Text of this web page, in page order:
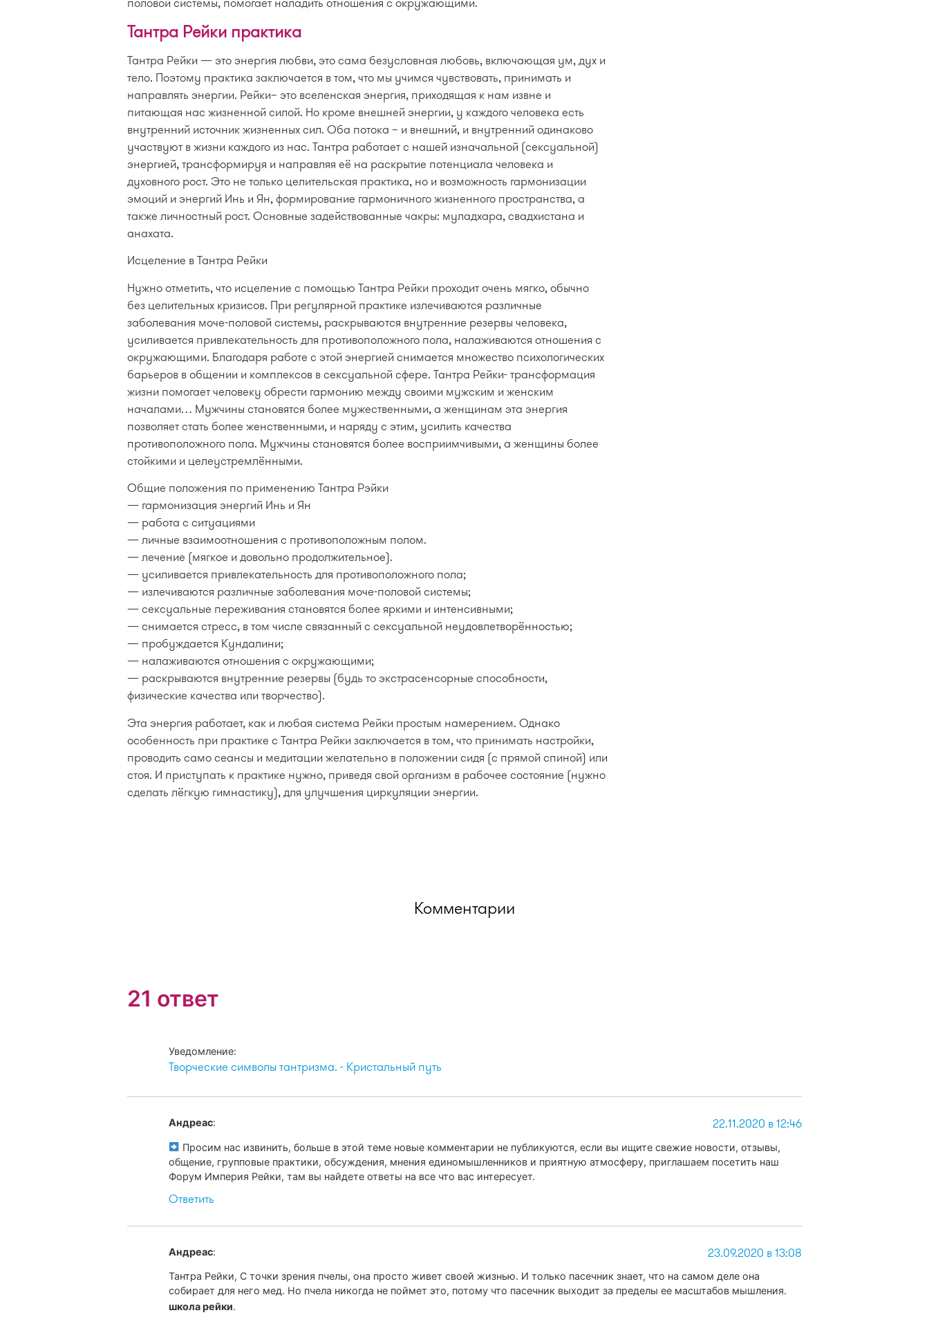
Тантра Рейки практика
Тантра Рейки — это энергия любви, это сама безусловная любовь, включающая ум, дух и
тело. Поэтому практика заключается в том, что мы учимся чувствовать, принимать и
направлять энергии. Рейки– это вселенская энергия, приходящая к нам извне и
питающая нас жизненной силой. Но кроме внешней энергии, у каждого человека есть
внутренний источник жизненных сил. Оба потока – и внешний, и внутренний одинаково
участвуют в жизни каждого из нас. Тантра работает с нашей изначальной (сексуальной)
энергией, трансформируя и направляя её на раскрытие потенциала человека и
духовного рост. Это не только целительская практика, но и возможность гармонизации
эмоций и энергий Инь и Ян, формирование гармоничного жизненного пространства, а
также личностный рост. Основные задействованные чакры: муладхара, свадхистана и
анахата.
Исцеление в Тантра Рейки
Нужно отметить, что исцеление с помощью Тантра Рейки проходит очень мягко, обычно
без целительных кризисов. При регулярной практике излечиваются различные
заболевания моче-половой системы, раскрываются внутренние резервы человека,
усиливается привлекательность для противоположного пола, налаживаются отношения с
окружающими. Благодаря работе с этой энергией снимается множество психологических
барьеров в общении и комплексов в сексуальной сфере. Тантра Рейки- трансформация
жизни помогает человеку обрести гармонию между своими мужским и женским
началами… Мужчины становятся более мужественными, а женщинам эта энергия
позволяет стать более женственными, и наряду с этим, усилить качества
противоположного пола. Мужчины становятся более восприимчивыми, а женщины более
стойкими и целеустремлёнными.
Общие положения по применению Тантра Рэйки
— гармонизация энергий Инь и Ян
— работа с ситуациями
— личные взаимоотношения с противоположным полом.
— лечение (мягкое и довольно продолжительное).
— усиливается привлекательность для противоположного пола;
— излечиваются различные заболевания моче-половой системы;
— сексуальные переживания становятся более яркими и интенсивными;
— снимается стресс, в том числе связанный с сексуальной неудовлетворённостью;
— пробуждается Кундалини;
— налаживаются отношения с окружающими;
— раскрываются внутренние резервы (будь то экстрасенсорные способности,
физические качества или творчество).
Эта энергия работает, как и любая система Рейки простым намерением. Однако
особенность при практике с Тантра Рейки заключается в том, что принимать настройки,
проводить само сеансы и медитации желательно в положении сидя (с прямой спиной) или
стоя. И приступать к практике нужно, приведя свой организм в рабочее состояние (нужно
сделать лёгкую гимнастику), для улучшения циркуляции энергии.
Комментарии
21 ответ
Уведомление:
Творческие символы тантризма. - Кристальный путь
Андреас: 22.11.2020 в 12:46
Просим нас извинить, больше в этой теме новые комментарии не публикуются, если вы ищите свежие новости, отзывы,
общение, групповые практики, обсуждения, мнения единомышленников и приятную атмосферу, приглашаем посетить наш
Форум Империя Рейки, там вы найдете ответы на все что вас интересует.
Ответить
Андреас: 23.09.2020 в 13:08
Тантра Рейки, С точки зрения пчелы, она просто живет своей жизнью. И только пасечник знает, что на самом деле она
собирает для него мед. Но пчела никогда не поймет это, потому что пасечник выходит за пределы ее масштабов мышления.
школа рейки.